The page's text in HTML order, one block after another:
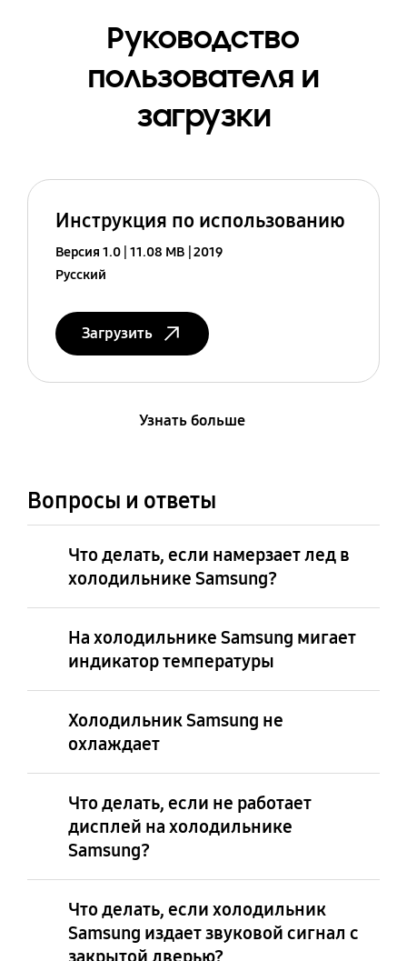
Руководство
пользователя и
загрузки
Инструкция по использованию
Версия 1.0 11.08 MB 2019
Русский
Загрузить
Узнать больше
Вопросы и ответы
Что делать, если намерзает лед в
холодильнике Samsung?
На холодильнике Samsung мигает
индикатор температуры
Холодильник Samsung не
охлаждает
Что делать, если не работает
дисплей на холодильнике
Samsung?
Что делать, если холодильник
Samsung издает звуковой сигнал с